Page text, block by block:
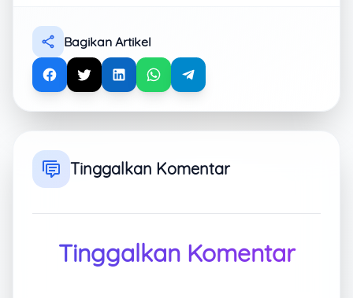
Bagikan Artikel
Tinggalkan Komentar
Tinggalkan Komentar